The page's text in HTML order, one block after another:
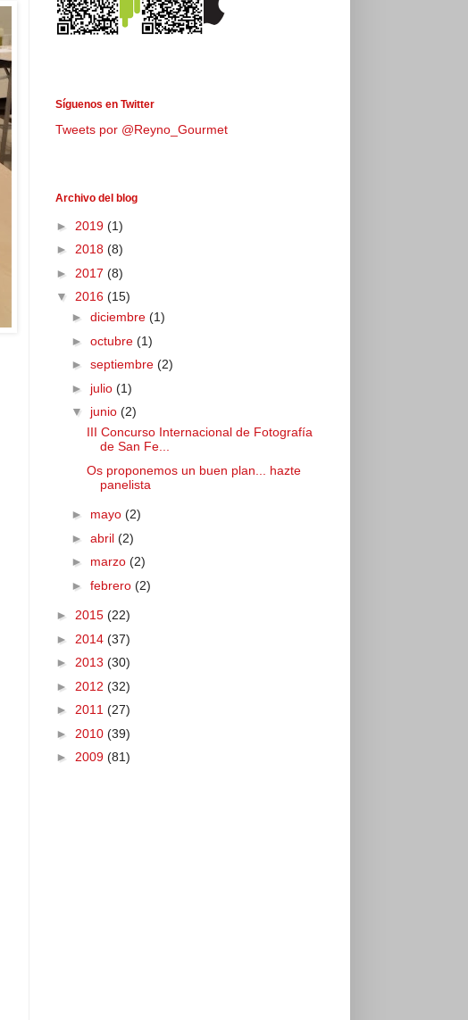
Síguenos en Twitter
Tweets por @Reyno_Gourmet
Archivo del blog
► 2019 (1)
► 2018 (8)
► 2017 (8)
▼ 2016 (15)
► diciembre (1)
► octubre (1)
► septiembre (2)
► julio (1)
▼ junio (2)
III Concurso Internacional de Fotografía
de San Fe...
Os proponemos un buen plan... hazte
panelista
► mayo (2)
► abril (2)
► marzo (2)
► febrero (2)
► 2015 (22)
► 2014 (37)
► 2013 (30)
► 2012 (32)
► 2011 (27)
► 2010 (39)
► 2009 (81)